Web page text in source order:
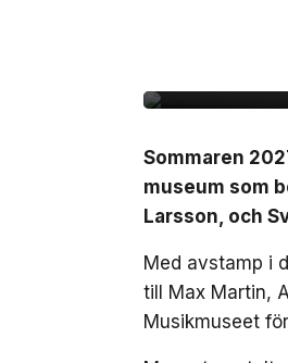
Sommaren
museum som
Larsson, och
Med avstamp i
till Max Martin,
Musikmuseet